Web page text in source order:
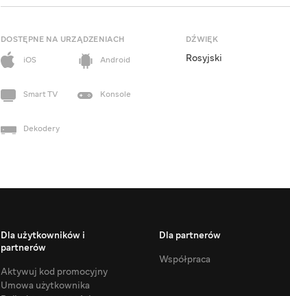
DOSTĘPNE NA URZĄDZENIACH
iOS
Android
Smart TV Konsole
Dekodery
DŹWIĘK
Rosyjski
Dla użytkowników i
partnerów
Aktywuj kod promocyjny
Umowa użytkownika
Dla partnerów
Współpraca